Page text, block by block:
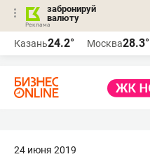
забронируй
валюту
Казань24.2° Москва28.3°
24 июня 2019